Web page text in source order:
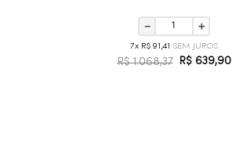
＋
－
7 R$ 91 ,41
R$ 1.068,37 R$ 639,90